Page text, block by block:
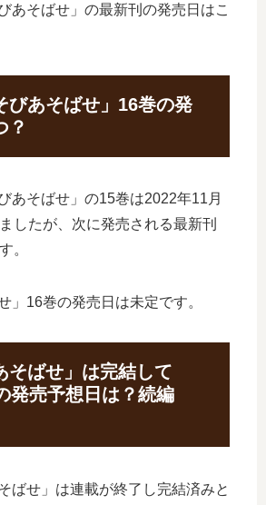
あそばせ」の最新刊の発売日はこ
びあそばせ」16巻の発
？
あそばせ」の15巻は2022年11月
したが、次に発売される最新刊
。
」16巻の発売日は未定です。
そばせ」は完結して
発売予想日は？続編
ばせ」は連載が終了し完結済みと